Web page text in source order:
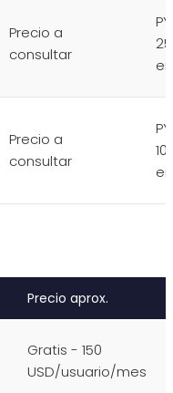
Precio a
consultar
Precio a
consultar
Precio aprox.
Gratis - 150
USD/usuario/mes